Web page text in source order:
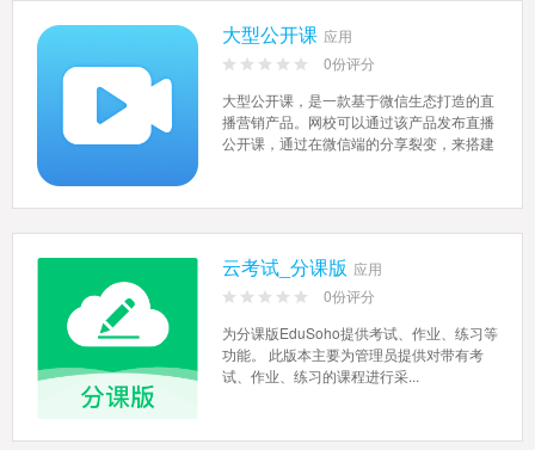
大型公开课 应用
0份评分
大型公开课，是一款基于微信生态打造的直
播营销产品。网校可以通过该产品发布直播
公开课，通过在微信端的分享裂变，来搭建
云考试_分课版 应用
0份评分
为分课版EduSoho提供考试、作业、练习等
功能。 此版本主要为管理员提供对带有考
试、作业、练习的课程进行采...